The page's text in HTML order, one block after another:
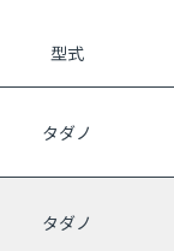
型式
タダノ
タダノ